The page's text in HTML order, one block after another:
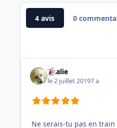
4 avis 0
Thalie
le 2 juillet 20197 a
Ne serais-tu pas en